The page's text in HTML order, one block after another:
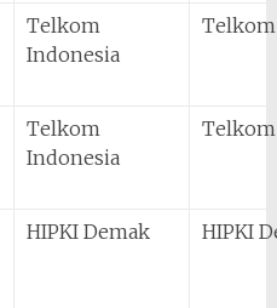
Telkom
Indonesia
Telkom
Indonesia
HIPKI Demak HIPKI